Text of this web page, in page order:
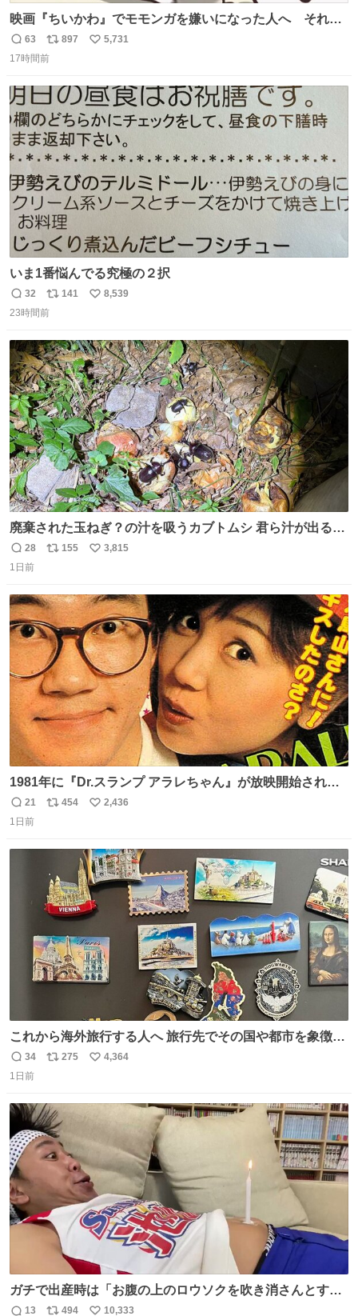
映画『ちいかわ』でモモンガを嫌いになった人へ それで
も愛される理由と可能性 kai-you.net/article/96186 『映画
ちいかわ 人魚の島のひみつ』を3回観て、原作も追ってい
す。ちいかわ初心者向けです🖊
返
信
63
リ
ポ
ト
数
897
い
数
5,731
17時間前
いま1番悩んでる究極の２択
返
信
32
リ
ポ
ト
数
141
い
数
8,539
23時間前
廃棄された玉ねぎ？の汁を吸うカブトムシ 君ら汁が出る植
物ならなんでもいいのかよ… まあ害虫だよねこりゃ 他には
カナブンや黒ゴキが来ていた
返
信
28
リ
ト
数
155
い
数
3,815
1日前
1981年に『Dr.スランプ アラレちゃん』が放映開始された
直後の鳥山明さんと、小山茉美さんです。
返
信
21
リ
数
454
い
数
2,436
1日前
これから海外旅行する人へ 旅行先でその国や都市を象徴す
る マグネットを買って欲しい。 僕は交換留学してた1年間
で20カ国回ったけど、旅行先で必ずマグネットを買い、今
どそれぞれのマグネットを見る度に旅の思い出が鮮明によ
みがえります。
返
信
34
リ
ト
数
275
い
4,364
1日前
ガチで出産時は「お腹の上のロウソクを吹き消さんとする
サンシャイン池崎」だったし、お産後の股裂け状態でのト
13 494 10,333